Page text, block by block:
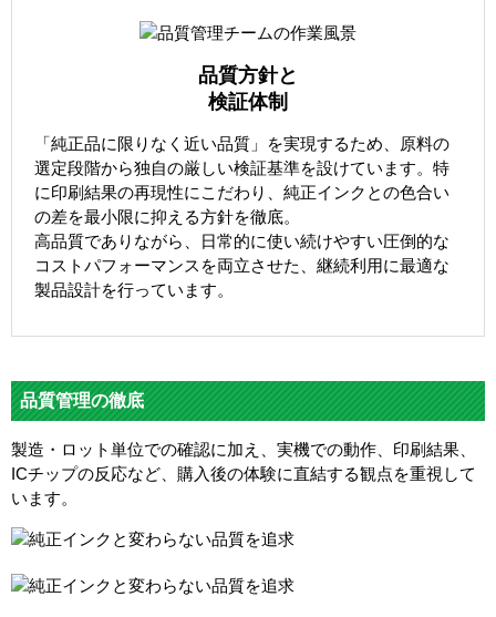
品質方針と
検証体制
「純正品に限りなく近い品質」を実現するため、原料の
選定段階から独自の厳しい検証基準を設けています。特
に印刷結果の再現性にこだわり、純正インクとの色合い
の差を最小限に抑える方針を徹底。
高品質でありながら、日常的に使い続けやすい圧倒的な
コストパフォーマンスを両立させた、継続利用に最適な
製品設計を行っています。
品質管理の徹底
製造・ロット単位での確認に加え、実機での動作、印刷結果、
ICチップの反応など、購入後の体験に直結する観点を重視して
います。